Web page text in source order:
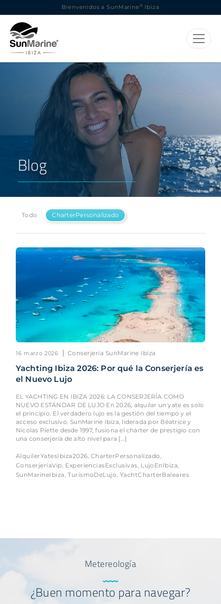
Bienvenidos a SunMarine ® Ibiza
Blog
Todo CharterPersonalizado
16 marzo 2026 | Conserjería SunMarine Ibiza
Yachting Ibiza 2026: Por qué la Conserjería es
el Nuevo Lujo
EL YACHTING EN IBIZA 2026: LA CONSERJERÍA COMO
NUEVO ESTÁNDAR DE LUJO En 2026, alquilar un yate es solo
el principio. El verdadero lujo es la gestión del tiempo y el
acceso exclusivo. SunMarine Ibiza, liderada por Béatrice y
Nicolas Piette desde 1997, fusiona el chárter de prestigio con
una conserjería de alto nivel para […]
AlquilerYatesIbiza2026 CharterPersonalizado
ConserjeriaVip ExperienciasExclusivas LujoEnIbiza
SunMarineIbiza ,TurismoDeLujo YachtCharterBaleares
Metereología
¿Buen momento para navegar?